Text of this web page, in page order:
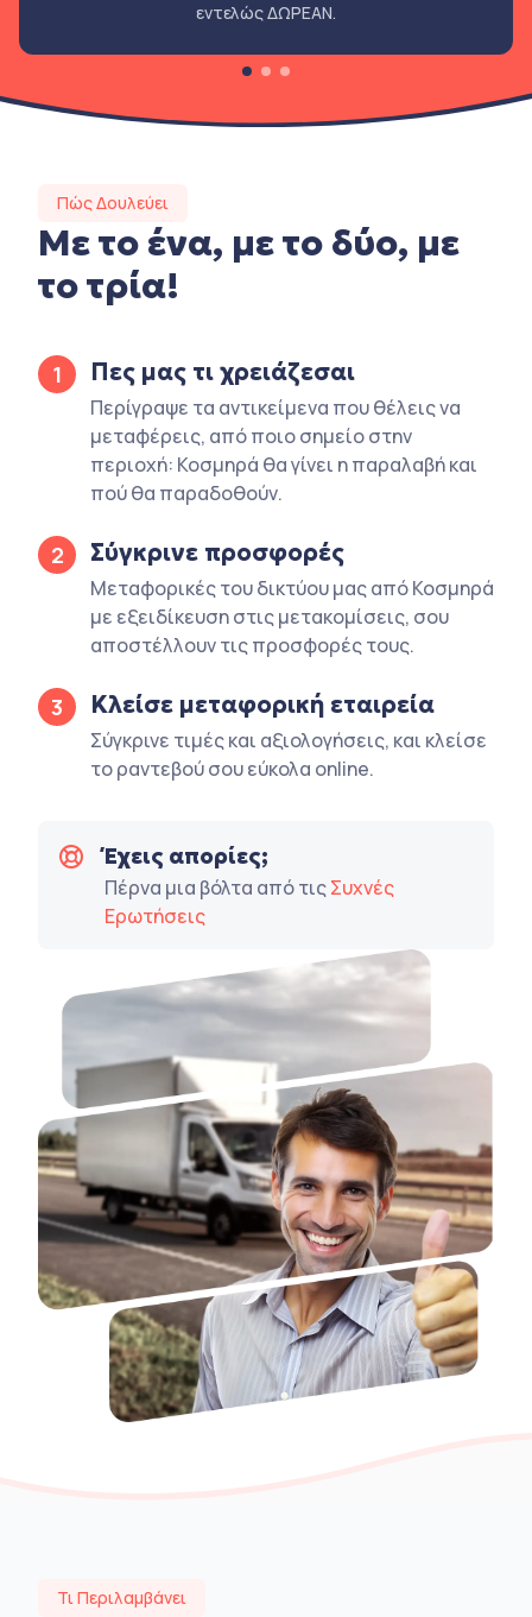
εντελώς ΔΩΡΕΑΝ.
Πώς Δουλεύει
Με το ένα, με το δύο, με
το τρία!
1 Πες μας τι χρειάζεσαι
Περίγραψε τα αντικείμενα που θέλεις να
μεταφέρεις, από ποιο σημείο στην
περιοχή: Κοσμηρά θα γίνει η παραλαβή και
πού θα παραδοθούν.
2 Σύγκρινε προσφορές
Μεταφορικές του δικτύου μας από Κοσμηρά
με εξειδίκευση στις μετακομίσεις, σου
αποστέλλουν τις προσφορές τους.
3 Κλείσε μεταφορική εταιρεία
Σύγκρινε τιμές και αξιολογήσεις, και κλείσε
το ραντεβού σου εύκολα online.
Έχεις απορίες;
Πέρνα μια βόλτα από τιςΣυχνές
Ερωτήσεις
Τι Περιλαμβάνει